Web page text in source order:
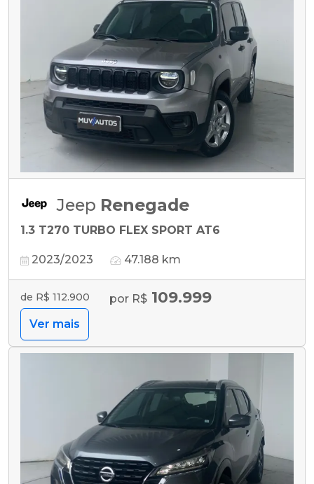
Jeep Renegade
1.3 T270 TURBO FLEX SPORT AT6
2023/2023 47.188 km
de R$ 112.900 por R$ 109.999
Ver mais